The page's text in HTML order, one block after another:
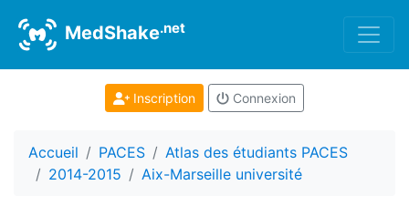
MedShake.net
Inscription Connexion
Accueil PACES
Atlas des étudiants PACES
2014-2015
Aix-Marseille université